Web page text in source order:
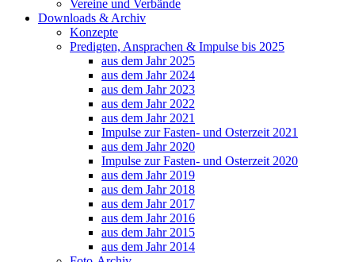
Vereine und Verbände
Downloads & Archiv
Konzepte
Predigten, Ansprachen & Impulse bis 2025
aus dem Jahr 2025
aus dem Jahr 2024
aus dem Jahr 2023
aus dem Jahr 2022
aus dem Jahr 2021
Impulse zur Fasten- und Osterzeit 2021
aus dem Jahr 2020
Impulse zur Fasten- und Osterzeit 2020
aus dem Jahr 2019
aus dem Jahr 2018
aus dem Jahr 2017
aus dem Jahr 2016
aus dem Jahr 2015
aus dem Jahr 2014